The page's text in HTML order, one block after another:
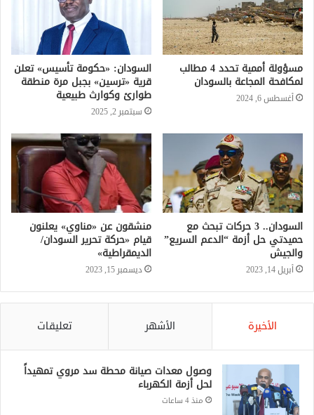
مسؤولة أممية تحدد 4 مطالب
لمكافحة المجاعة بالسودان
أغسطس 6, 2024
السودان: «حكومة تأسيس» تعلن
قرية «ترسين» بجبل مرة منطقة
طوارئ وكوارث طبيعية
سبتمبر 2, 2025
السودان.. 3 حركات تبحث مع
حميدتي حل أزمة “الدعم السريع”
والجيش
أبريل 14, 2023
منشقون عن «مناوي» يعلنون
قيام «حركة تحرير السودان/
الديمقراطية»
ديسمبر 15, 2023
الأخيرة الأشهر تعليقات
وصول معدات صيانة محطة سد مروي تمهيداً
لحل أزمة الكهرباء
منذ 4 ساعات